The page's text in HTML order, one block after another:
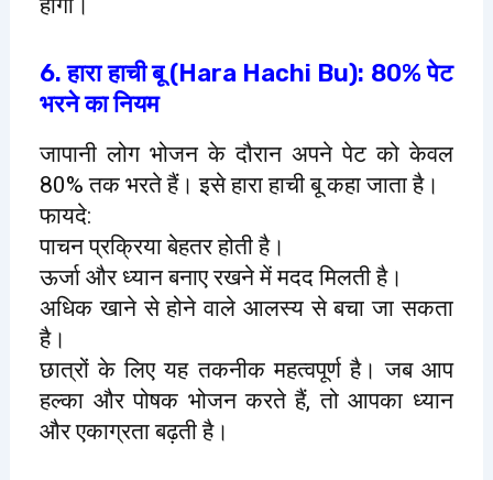
होगी।
6. हारा हाची बू (Hara Hachi Bu): 80% पेट
भरने का नियम
जापानी लोग भोजन के दौरान अपने पेट को केवल
80% तक भरते हैं। इसे हारा हाची बू कहा जाता है।
फायदे:
पाचन प्रक्रिया बेहतर होती है।
ऊर्जा और ध्यान बनाए रखने में मदद मिलती है।
अधिक खाने से होने वाले आलस्य से बचा जा सकता
है।
छात्रों के लिए यह तकनीक महत्वपूर्ण है। जब आप
हल्का और पोषक भोजन करते हैं, तो आपका ध्यान
और एकाग्रता बढ़ती है।